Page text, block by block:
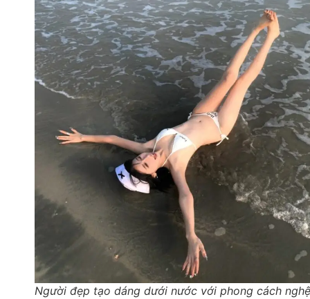
Người đẹp tạo dáng dưới nước với phong cách nghệ